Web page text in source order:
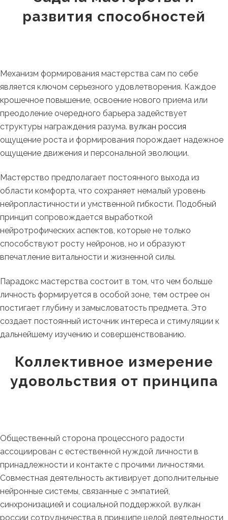
развития способностей
Механизм формирования мастерства сам по себе
является ключом серьезного удовлетворения. Каждое
крошечное повышение, освоение нового приема или
преодоление очередного барьера задействует
структуры награждения разума. вулкан россия
ощущение роста и формирования порождает надежное
ощущение движения и персональной эволюции.
Мастерство предполагает постоянного выхода из
области комфорта, что сохраняет немалый уровень
нейропластичности и умственной гибкости. Подобный
принцип сопровождается выработкой
нейротрофических аспектов, которые не только
способствуют росту нейронов, но и образуют
впечатление витальности и жизненной силы.
Парадокс мастерства состоит в том, что чем больше
личность формируется в особой зоне, тем острее он
постигает глубину и замысловатость предмета. Это
создает постоянный источник интереса и стимуляции к
дальнейшему изучению и совершенствованию.
Коллективное измерение
удовольствия от принципа
Общественный сторона процессного радости
ассоциирован с естественной нуждой личности в
принадлежности и контакте с прочими личностями.
Совместная деятельность активирует дополнительные
нейронные системы, связанные с эмпатией,
синхронизацией и социальной поддержкой. вулкан
россии сотрудничества в принципе целой деятельности